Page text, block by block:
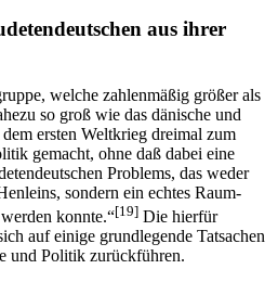
aus ihrer
welche zahlenmäßig größer als
so groß wie das dänische und
ersten Weltkrieg dreimal zum
gemacht, ohne daß dabei eine
Problems, das weder
sondern ein echtes Raum-
konnte.“[19] Die hierfür
auf einige grundlegende Tatsachen
und Politik zurückführen.